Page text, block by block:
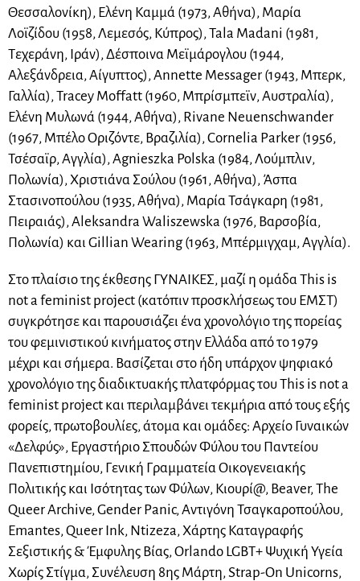
Θεσσαλονίκη), Ελένη Καμμά (1973, Αθήνα), Μαρία
Λοϊζίδου (1958, Λεμεσός, Κύπρος), Tala Madani (1981,
Τεχεράνη, Ιράν), Δέσποινα Μεϊμάρογλου (1944,
Αλεξάνδρεια, Αίγυπτος), Annette Messager (1943, Μπερκ,
Γαλλία), Tracey Moffatt (1960, Μπρίσμπεϊν, Αυστραλία),
Ελένη Μυλωνά (1944, Αθήνα), Rivane Neuenschwander
(1967, Μπέλο Οριζόντε, Βραζιλία), Cornelia Parker (1956,
Τσέσαϊρ, Αγγλία), Agnieszka Polska (1984, Λούμπλιν,
Πολωνία), Χριστιάνα Σούλου (1961, Αθήνα), Άσπα
Στασινοπούλου (1935, Αθήνα), Μαρία Τσάγκαρη (1981,
Πειραιάς), Aleksandra Waliszewska (1976, Βαρσοβία,
Πολωνία) και Gillian Wearing (1963, Μπέρμιγχαμ, Αγγλία).
Στο πλαίσιο της έκθεσης ΓΥΝΑΙΚΕΣ, μαζί η ομάδα Τhis is
not a feminist project (κατόπιν προσκλήσεως του ΕΜΣΤ)
συγκρότησε και παρουσιάζει ένα χρονολόγιο της πορείας
του φεμινιστικού κινήματος στην Ελλάδα από το 1979
μέχρι και σήμερα. Βασίζεται στο ήδη υπάρχον ψηφιακό
χρονολόγιο της διαδικτυακής πλατφόρμας του This is not a
feminist project και περιλαμβάνει τεκμήρια από τους εξής
φορείς, πρωτοβουλίες, άτομα και ομάδες: Αρχείο Γυναικών
«Δελφύς», Εργαστήριο Σπουδών Φύλου του Παντείου
Πανεπιστημίου, Γενική Γραμματεία Οικογενειακής
Πολιτικής και Ισότητας των Φύλων, Κιουρί@, Beaver, The
Queer Archive, Gender Panic, Αντιγόνη Τσαγκαροπούλου,
Emantes, Queer Ink, Ntizeza, Χάρτης Καταγραφής
Σεξιστικής & Έμφυλης Βίας, Orlando LGBT+ Ψυχική Υγεία
Χωρίς Στίγμα, Συνέλευση 8ης Μάρτη, Strap-On Unicorns,